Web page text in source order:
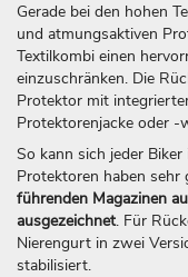
Gerade bei den hohen
und atmungsaktiven
Textilkombi einen
einzuschränken. Die
Protektor mit
Protektorenjacke oder -
So kann sich jeder
Protektoren haben
führenden Magazinen
ausgezeichnet. Für
Nierengurt in zwei
stabilisiert.